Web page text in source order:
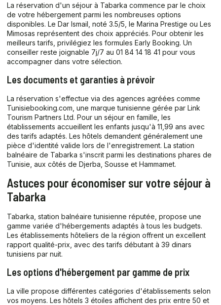
La réservation d'un séjour à Tabarka commence par le choix
de votre hébergement parmi les nombreuses options
disponibles. Le Dar Ismail, noté 3.5/5, le Marina Prestige ou Les
Mimosas représentent des choix appréciés. Pour obtenir les
meilleurs tarifs, privilégiez les formules Early Booking. Un
conseiller reste joignable 7j/7 au 01 84 14 18 41 pour vous
accompagner dans votre sélection.
Les documents et garanties à prévoir
La réservation s'effectue via des agences agréées comme
Tunisiebooking.com, une marque tunisienne gérée par Link
Tourism Partners Ltd. Pour un séjour en famille, les
établissements accueillent les enfants jusqu'à 11,99 ans avec
des tarifs adaptés. Les hôtels demandent généralement une
pièce d'identité valide lors de l'enregistrement. La station
balnéaire de Tabarka s'inscrit parmi les destinations phares de
Tunisie, aux côtés de Djerba, Sousse et Hammamet.
Astuces pour économiser sur votre séjour à
Tabarka
Tabarka, station balnéaire tunisienne réputée, propose une
gamme variée d'hébergements adaptés à tous les budgets.
Les établissements hôteliers de la région offrent un excellent
rapport qualité-prix, avec des tarifs débutant à 39 dinars
tunisiens par nuit.
Les options d'hébergement par gamme de prix
La ville propose différentes catégories d'établissements selon
vos moyens. Les hôtels 3 étoiles affichent des prix entre 50 et